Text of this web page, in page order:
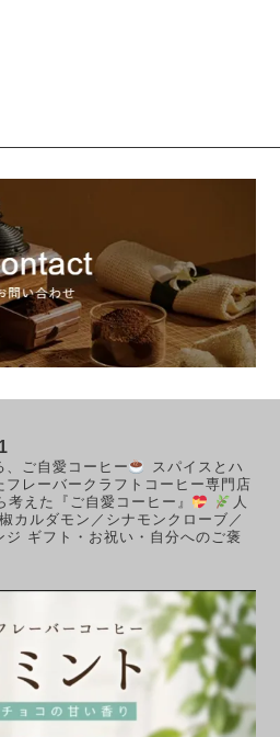
、ご自愛コーヒー
スパイスとハ
フレーバークラフトコーヒー専門店
考えた『ご自愛コーヒー』
人
カルダモン／シナモンクローブ／
ジ ギフト・お祝い・自分へのご褒